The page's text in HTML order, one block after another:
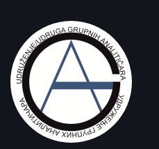
content